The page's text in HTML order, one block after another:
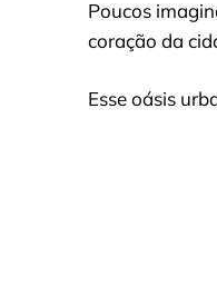
Poucos
coração da
Esse oásis